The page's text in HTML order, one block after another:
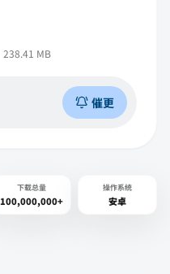
238.41 MB
催更
下载总量
100,000,000+
操作系统
安卓